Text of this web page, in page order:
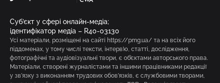
Суб’єкт у сфері онлайн-медіа;
ідентифікатор медіа – R40-03130
Усі матеріали, розміщені на сайті https://pmg.ua/ та на всіх його
піддоменах, у тому числі тексти, інтерв’ю, статті, дослідження,
фотографічні та аудіовізуальні твори, є об’єктами авторського права.
Матеріали, створені журналістами та іншими працівниками редакції
у зв’язку з виконанням трудових обов’язків, є службовими творами,